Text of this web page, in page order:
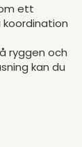
ett
ryggen och
kan du